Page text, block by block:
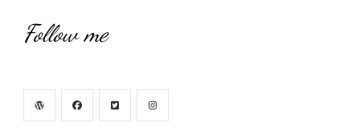
Follow me